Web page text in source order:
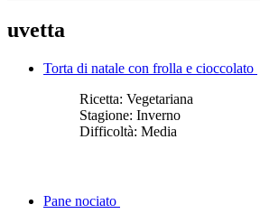
uvetta
Torta di natale con frolla e cioccolato
Ricetta: Vegetariana
Stagione: Inverno
Difficoltà: Media
Pane nociato